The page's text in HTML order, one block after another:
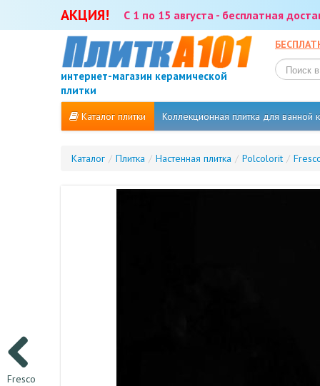
АКЦИЯ! С 1 по 15 августа - бесплатная
интернет-магазин керамической
плитки
Каталог плитки Коллекционная плитка для ванной
Каталог / Плитка / Настенная плитка / Polcolorit /
Fresco